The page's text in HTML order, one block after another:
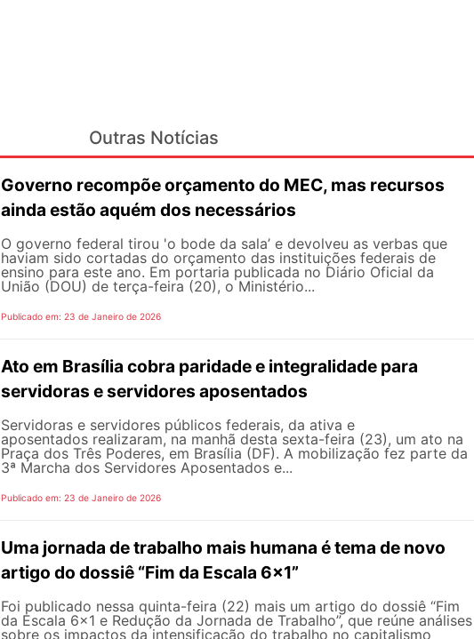
Outras Notícias
Governo recompõe orçamento do MEC, mas recursos
ainda estão aquém dos necessários
O governo federal tirou 'o bode da sala’ e devolveu as verbas que
haviam sido cortadas do orçamento das instituições federais de
ensino para este ano. Em portaria publicada no Diário Oficial da
União (DOU) de terça-feira (20), o Ministério...
Publicado em: 23 de Janeiro de 2026
Ato em Brasília cobra paridade e integralidade para
servidoras e servidores aposentados
Servidoras e servidores públicos federais, da ativa e
aposentados realizaram, na manhã desta sexta-feira (23), um ato na
Praça dos Três Poderes, em Brasília (DF). A mobilização fez parte da
3ª Marcha dos Servidores Aposentados e...
Publicado em: 23 de Janeiro de 2026
Uma jornada de trabalho mais humana é tema de novo
artigo do dossiê “Fim da Escala 6×1”
Foi publicado nessa quinta-feira (22) mais um artigo do dossiê “Fim
da Escala 6×1 e Redução da Jornada de Trabalho”, que reúne análises
sobre os impactos da intensificação do trabalho no capitalismo